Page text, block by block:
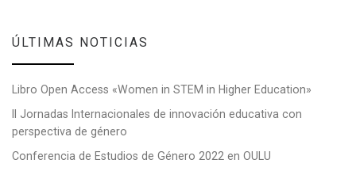
ÚLTIMAS NOTICIAS
Libro Open Access «Women in STEM in Higher Education»
II Jornadas Internacionales de innovación educativa con
perspectiva de género
Conferencia de Estudios de Género 2022 en OULU